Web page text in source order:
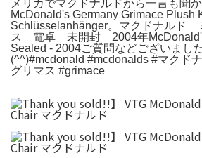
メリカでマクドナルドから一言も聞か
McDonald's Germany Grimace Plush
Schlüsselanhänger。マクドナルド
ス 電卓 未開封 2004年McDonald's
Sealed - 2004ご質問などございまし
(^^)#mcdonald #mcdonalds #マクド
グリマス #grimace